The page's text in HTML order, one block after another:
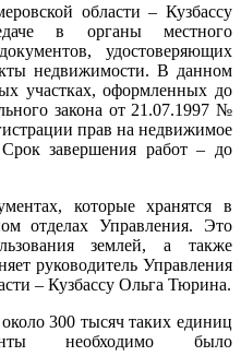
области – Кузбассу
в органы местного
удостоверяющих
недвижимости. В данном
участках, оформленных до
закона от 21.07.1997 №
прав на недвижимое
завершения работ – до
которые хранятся в
отделах Управления. Это
землей, а также
руководитель Управления
– Кузбассу Ольга Тюрина.
300 тысяч таких единиц
необходимо было